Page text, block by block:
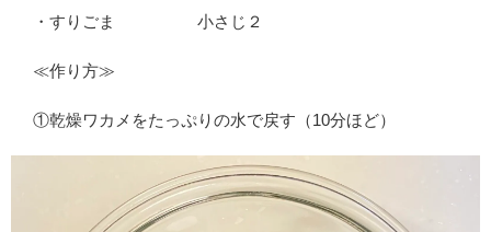
・すりごま 小さじ２
≪作り方≫
①乾燥ワカメをたっぷりの水で戻す（10分ほど）